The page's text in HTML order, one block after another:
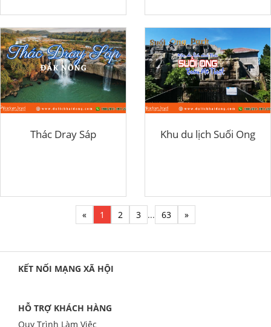
Thác Dray Sáp Khu du lịch Suối Ong
« 1 2 3 ... 63 »
KẾT NỐI MẠNG XÃ HỘI
HỖ TRỢ KHÁCH HÀNG
Quy Trình Làm Việc